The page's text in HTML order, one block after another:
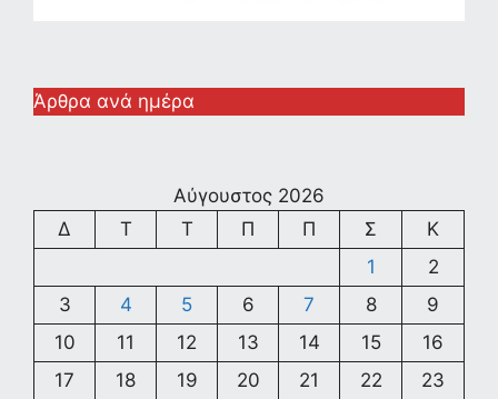
Άρθρα ανά ημέρα
Αύγουστος 2026
Δ
Τ Τ Π Π Σ
Κ
1
2
3
4 5 6 7 8
9
10
11 12 13 14 15
16
17
18 19 20 21 22 23